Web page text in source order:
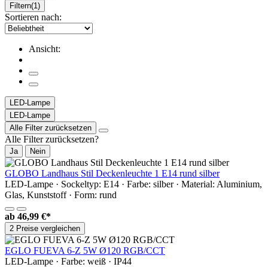
Filtern(1)
Sortieren nach:
Ansicht:
LED-Lampe
LED-Lampe
Alle Filter zurücksetzen
Alle Filter zurücksetzen?
Ja Nein
GLOBO Landhaus Stil Deckenleuchte 1 E14 rund silber
LED-Lampe · Sockeltyp: E14 · Farbe: silber · Material: Aluminium,
Glas, Kunststoff · Form: rund
ab 46,99 €*
2 Preise vergleichen
EGLO FUEVA 6-Z 5W Ø120 RGB/CCT
LED-Lampe · Farbe: weiß · IP44